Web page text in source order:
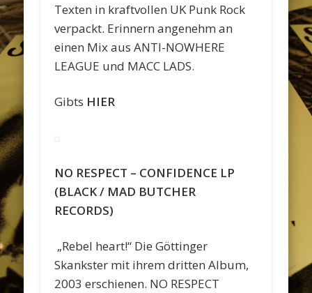
Texten in kraftvollen UK Punk Rock
verpackt. Erinnern angenehm an
einen Mix aus ANTI-NOWHERE
LEAGUE und MACC LADS.
Gibts HIER
NO RESPECT – CONFIDENCE LP
(BLACK / MAD BUTCHER
RECORDS)
„Rebel heart!“ Die Göttinger
Skankster mit ihrem dritten Album,
2003 erschienen. NO RESPECT